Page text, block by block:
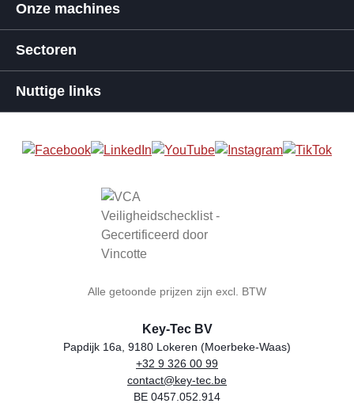
Onze machines
Sectoren
Nuttige links
Alle getoonde prijzen zijn excl. BTW
Winkelnaam
Key-Tec BV
Adres
Papdijk 16a, 9180 Lokeren (Moerbeke-Waas)
Telefoon
+32 9 326 00 99
E-mail
contact@key-tec.be
BTW-nummer
BE 0457.052.914